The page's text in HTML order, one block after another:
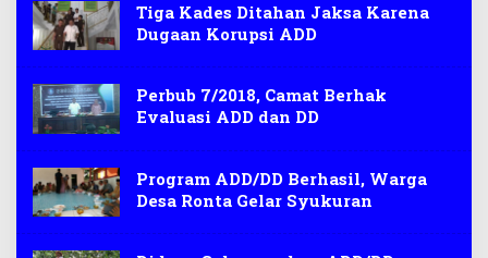
Tiga Kades Ditahan Jaksa Karena
Dugaan Korupsi ADD
Perbub 7/2018, Camat Berhak
Evaluasi ADD dan DD
Program ADD/DD Berhasil, Warga
Desa Ronta Gelar Syukuran